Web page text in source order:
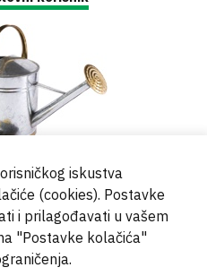
Ritoša d.o.o.
iskustva
(cookies). Postavke
i prilagođavati u vašem
"Postavke kolačića"